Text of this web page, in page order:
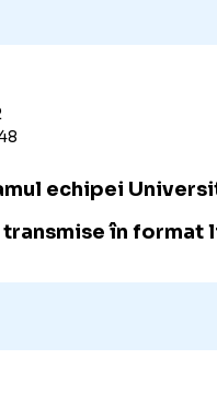
echipei
în format